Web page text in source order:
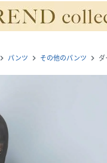
navigate_next パンツ navigate_next その他のパンツ navigate_next